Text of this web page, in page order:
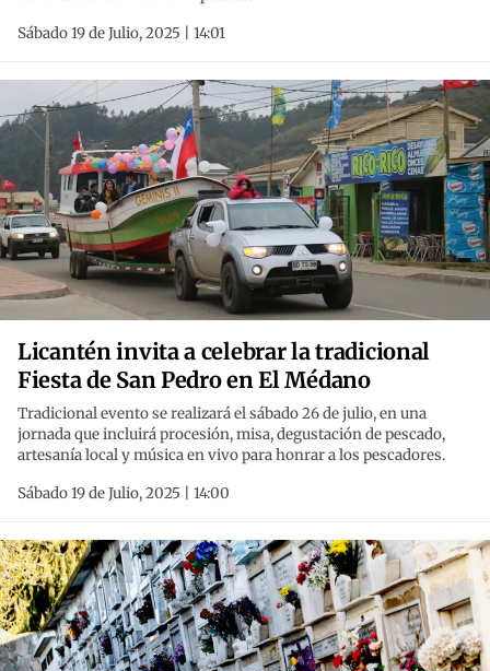
Sábado 19 de Julio, 2025 | 14:01
Licantén invita a celebrar la tradicional
Fiesta de San Pedro en El Médano
Tradicional evento se realizará el sábado 26 de julio, en una
jornada que incluirá procesión, misa, degustación de pescado,
artesanía local y música en vivo para honrar a los pescadores.
Sábado 19 de Julio, 2025 | 14:00